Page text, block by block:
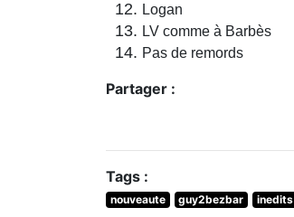
Logan
LV comme à Barbès
Pas de remords
Partager :
Tags :
nouveaute guy2bezbar inedits